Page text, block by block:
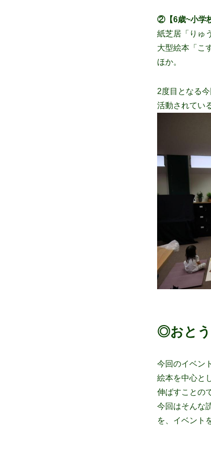
②【6歳~小学
紙芝居「りゅ
大型絵本「こ
ほか。
2度目となる
活動されてい
◎おと
今回のイベン
絵本を中心と
伸ばすことの
今回はそんな
を、イベント